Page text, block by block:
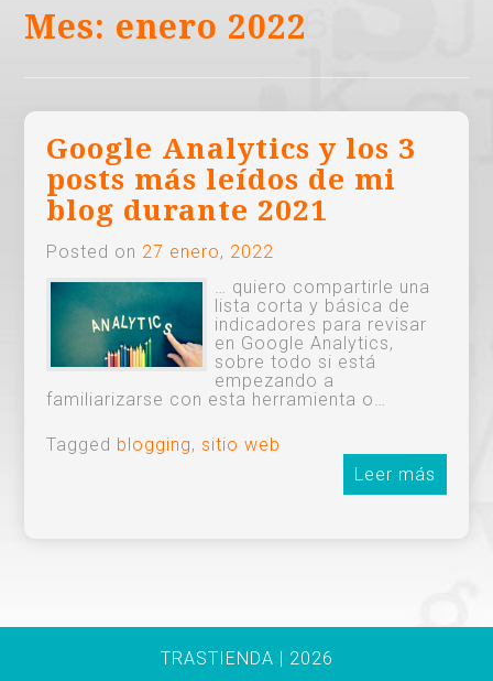
Mes: enero 2022
Google Analytics y los 3
posts más leídos de mi
blog durante 2021
Posted on 27 enero, 2022
… quiero compartirle una
lista corta y básica de
indicadores para revisar
en Google Analytics,
sobre todo si está
empezando a
familiarizarse con esta herramienta o…
Tagged blogging,sitio web
Leer más
TRASTIENDA | 2026